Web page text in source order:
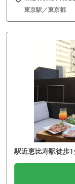
東京駅／東京都
駅近恵比寿駅徒歩